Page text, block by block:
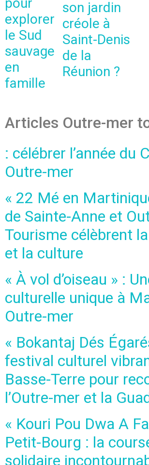
explorer
le Sud
sauvage
en
famille
son jardin
créole à
Saint-Denis
de la
Réunion ?
Articles Outre-mer
: célébrer l’année du
Outre-mer
« 22 Mé en
de Sainte-Anne et
Tourisme célèbrent
et la culture
« À vol d’oiseau » :
culturelle unique à
Outre-mer
« Bokantaj Dés
festival culturel
Basse-Terre pour
l’Outre-mer et la
« Kouri Pou Dwa A
Petit-Bourg : la
solidaire